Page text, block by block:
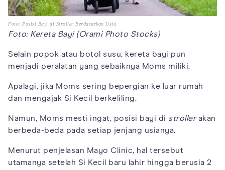
Foto: Posisi Bayi di Stroller Berdasarkan Usia
Foto: Kereta Bayi (Orami Photo Stocks)
Selain popok atau botol susu, kereta bayi pun
menjadi peralatan yang sebaiknya Moms miliki.
Apalagi, jika Moms sering bepergian ke luar rumah
dan mengajak Si Kecil berkeliling.
Namun, Moms mesti ingat, posisi bayi di strollerakan
berbeda-beda pada setiap jenjang usianya.
Menurut penjelasan Mayo Clinic, hal tersebut
utamanya setelah Si Kecil baru lahir hingga berusia 2